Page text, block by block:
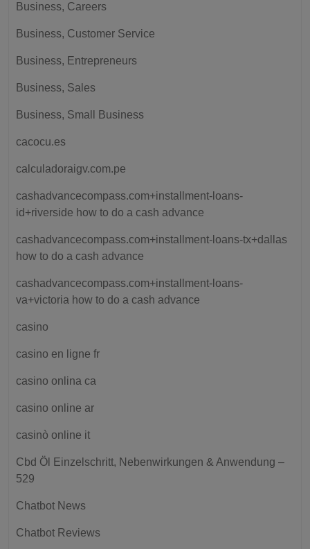
Business, Careers
Business, Customer Service
Business, Entrepreneurs
Business, Sales
Business, Small Business
cacocu.es
calculadoraigv.com.pe
cashadvancecompass.com+installment-loans-
id+riverside how to do a cash advance
cashadvancecompass.com+installment-loans-tx+dallas
how to do a cash advance
cashadvancecompass.com+installment-loans-
va+victoria how to do a cash advance
casino
casino en ligne fr
casino onlina ca
casino online ar
casinò online it
Cbd Öl Einzelschritt, Nebenwirkungen & Anwendung –
529
Chatbot News
Chatbot Reviews